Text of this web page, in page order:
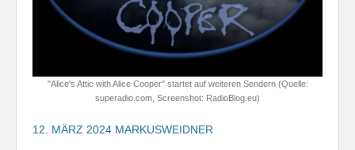
"Alice's Attic with Alice Cooper" startet auf weiteren Sendern (Quelle:
superadio.com, Screenshot: RadioBlog.eu)
12. MÄRZ 2024 MARKUSWEIDNER